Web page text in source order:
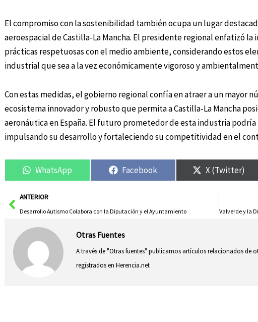
El compromiso con la sostenibilidad también ocupa un lugar
aeroespacial de Castilla-La Mancha. El presidente regional enfatizó
prácticas respetuosas con el medio ambiente, considerando estos
industrial que sea a la vez económicamente vigoroso y
Con estas medidas, el gobierno regional confía en atraer a un mayor
ecosistema innovador y robusto que permita a Castilla-La Mancha
aeronáutica en España. El futuro prometedor de esta industria
impulsando su desarrollo y fortaleciendo su competitividad en el
WhatsApp Facebook X (Twitter)
AntANTERIOR
Desarrollo Autismo Colabora con la Diputación y el Ayuntamiento
Otras Fuentes
A través de "Otras fuentes" publicamos artículos relacionados de
registrados en Herencia.net